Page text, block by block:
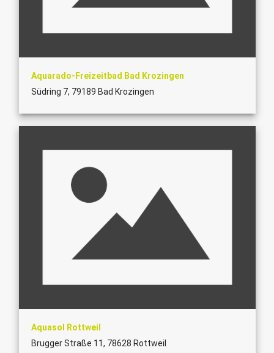
Aquarado-Freizeitbad Bad Krozingen
Südring 7, 79189 Bad Krozingen
Aquasol Rottweil
Brugger Straße 11, 78628 Rottweil